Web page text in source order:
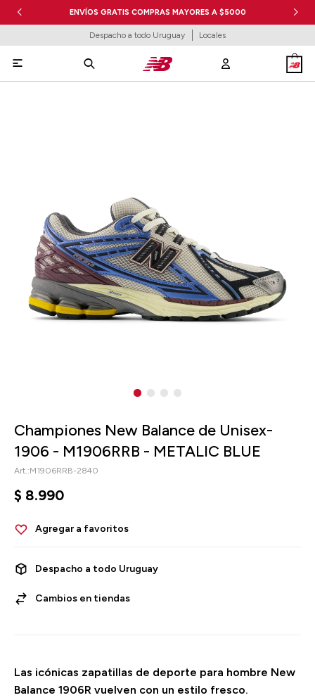
ENVÍOS GRATIS COMPRAS MAYORES A $5000
Despacho a todo Uruguay Locales

Championes New Balance de Unisex-
1906 - M1906RRB - METALIC BLUE
M1906RRB-2840
$ 8.990
Despacho a todo Uruguay
Cambios en tiendas
Las icónicas zapatillas de deporte para hombre New
Balance 1906R vuelven con un estilo fresco.